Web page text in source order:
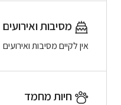
מסיבות ואירועים
אין לקיים מסיבות ואירועים
חיות מחמד